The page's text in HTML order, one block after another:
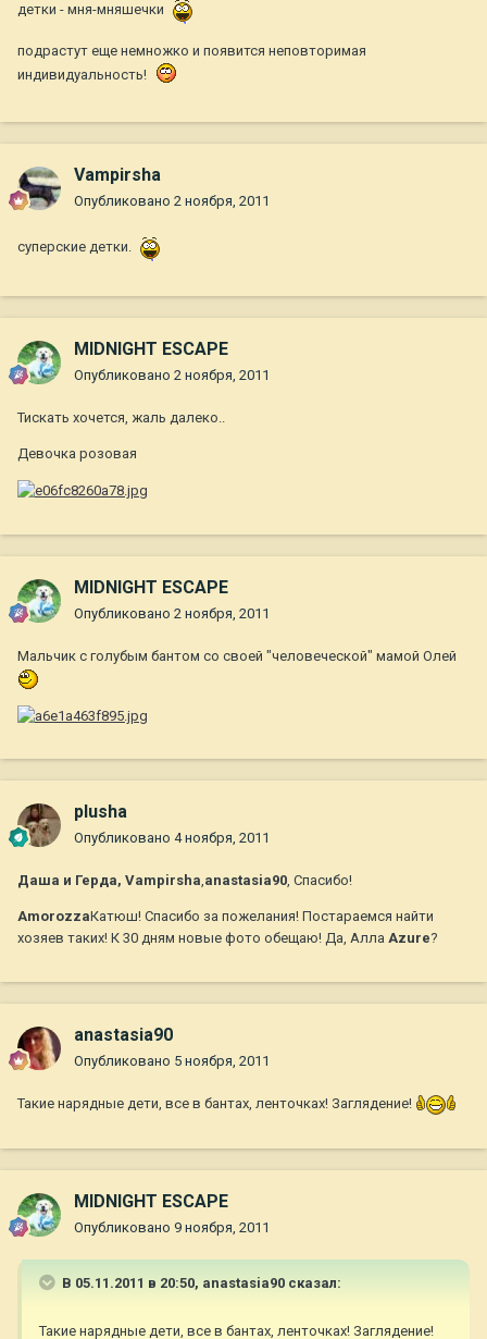
детки - мня-мняшечки
подрастут еще немножко и появится неповторимая
индивидуальность!
Vampirsha
Опубликовано 2 ноября, 2011
суперские детки.
MIDNIGHT ESCAPE
Опубликовано 2 ноября, 2011
Тискать хочется, жаль далеко..
Девочка розовая
MIDNIGHT ESCAPE
Опубликовано 2 ноября, 2011
Мальчик с голубым бантом со своей "человеческой" мамой Олей
plusha
Опубликовано 4 ноября, 2011
Даша и Герда, Vampirsha,anastasia90, Спасибо!
AmorozzaКатюш! Спасибо за пожелания! Постараемся найти
хозяев таких! К 30 дням новые фото обещаю! Да, Алла Azure?
anastasia90
Опубликовано 5 ноября, 2011
Такие нарядные дети, все в бантах, ленточках! Заглядение!
MIDNIGHT ESCAPE
Опубликовано 9 ноября, 2011
В 05.11.2011 в 20:50, anastasia90 сказал:
Такие нарядные дети, все в бантах, ленточках! Заглядение!